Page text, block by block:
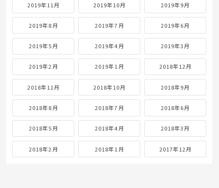
2019年11月 2019年10月 2019年9月
2019年8月 2019年7月 2019年6月
2019年5月 2019年4月 2019年3月
2019年2月 2019年1月 2018年12月
2018年11月 2018年10月 2018年9月
2018年8月 2018年7月 2018年6月
2018年5月 2018年4月 2018年3月
2018年2月 2018年1月 2017年12月